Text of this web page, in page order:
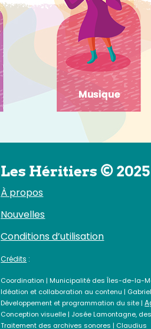
Les Héritiers © 2025
À propos
Nouvelles
Conditions d’utilisation
Crédits :
Coordination | Municipalité des Îles-de-la-
Idéation et collaboration au contenu |
Développement et programmation du site |
Conception visuelle | Josée Lamontagne,
Traitement des archives sonores | Claudius